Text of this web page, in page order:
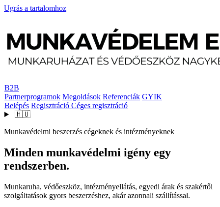
Ugrás a tartalomhoz
B2B
Partnerprogramok Megoldások Referenciák GYIK
Belépés Regisztráció Céges regisztráció
🇭🇺
Munkavédelmi beszerzés cégeknek és intézményeknek
Minden munkavédelmi igény egy
rendszerben.
Munkaruha, védőeszköz, intézményellátás, egyedi árak és szakértői
szolgáltatások gyors beszerzéshez, akár azonnali szállítással.